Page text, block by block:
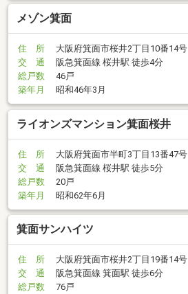
メゾン箕面
住 所
大阪府箕面市桜井2丁目10番14号
交 通
阪急箕面線 桜井駅 徒歩4分
総戸数
46戸
築年月
昭和46年3月
ライオンズマンション箕面桜井
住 所
大阪府箕面市半町3丁目13番47号
交 通
阪急箕面線 桜井駅 徒歩5分
総戸数
20戸
築年月
昭和62年6月
箕面サンハイツ
住 所
大阪府箕面市桜井2丁目19番14号
交 通
阪急箕面線 箕面駅 徒歩6分
総戸数
76戸